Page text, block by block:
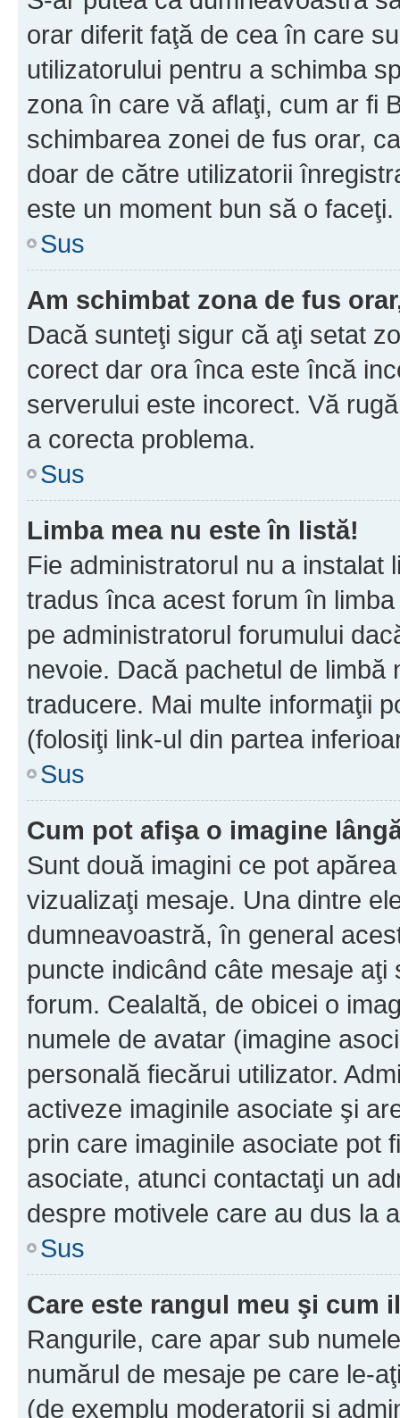
orar diferit faţă de cea în care
utilizatorului pentru a schimba
zona în care vă aflaţi, cum ar fi
schimbarea zonei de fus orar,
doar de către utilizatorii
este un moment bun să o faceţi.
Sus
Am schimbat zona de fus
Dacă sunteţi sigur că aţi setat
corect dar ora înca este încă
serverului este incorect. Vă
a corecta problema.
Sus
Limba mea nu este în listă!
Fie administratorul nu a instalat
tradus înca acest forum în
pe administratorul forumului
nevoie. Dacă pachetul de
traducere. Mai multe informaţii
(folosiţi link-ul din partea
Sus
Cum pot afişa o imagine
Sunt două imagini ce pot
vizualizaţi mesaje. Una dintre
dumneavoastră, în general
puncte indicând câte mesaje
forum. Cealaltă, de obicei o
numele de avatar (imagine
personală fiecărui utilizator.
activeze imaginile asociate şi
prin care imaginile asociate pot
asociate, atunci contactaţi un
despre motivele care au dus la
Sus
Care este rangul meu şi cum
Rangurile, care apar sub
numărul de mesaje pe care le-
(de exemplu moderatorii şi